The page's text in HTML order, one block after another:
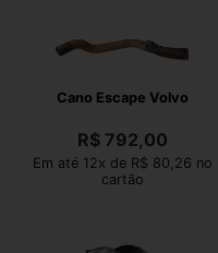
Cano Escape Volvo
R$792,00
Em até 12x de R$ 80,26 no
cartão